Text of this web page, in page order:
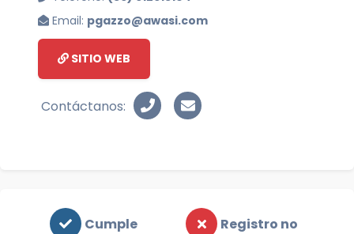
Email: pgazzo@awasi.com
SITIO WEB
Contáctanos:
Cumple
Registro no